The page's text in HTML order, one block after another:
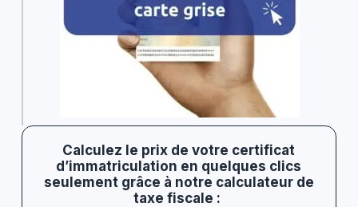
Calculez le prix de votre certificat
d’immatriculation en quelques clics
seulement grâce à notre calculateur de
taxe fiscale :